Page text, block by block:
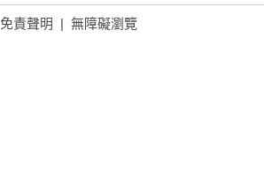
免責聲明 | 無障礙瀏覽